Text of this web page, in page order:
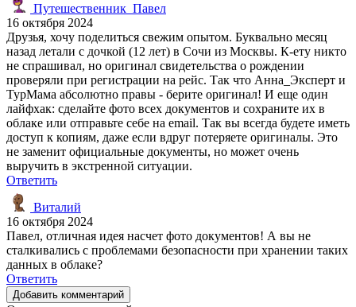
Путешественник_Павел
16 октября 2024
Друзья, хочу поделиться свежим опытом. Буквально месяц
назад летали с дочкой (12 лет) в Сочи из Москвы. К-ету никто
не спрашивал, но оригинал свидетельства о рождении
проверяли при регистрации на рейс. Так что Анна_Эксперт и
ТурМама абсолютно правы - берите оригинал! И еще один
лайфхак: сделайте фото всех документов и сохраните их в
облаке или отправьте себе на email. Так вы всегда будете иметь
доступ к копиям, даже если вдруг потеряете оригиналы. Это
не заменит официальные документы, но может очень
выручить в экстренной ситуации.
Ответить
Виталий
16 октября 2024
Павел, отличная идея насчет фото документов! А вы не
сталкивались с проблемами безопасности при хранении таких
данных в облаке?
Ответить
Добавить комментарий